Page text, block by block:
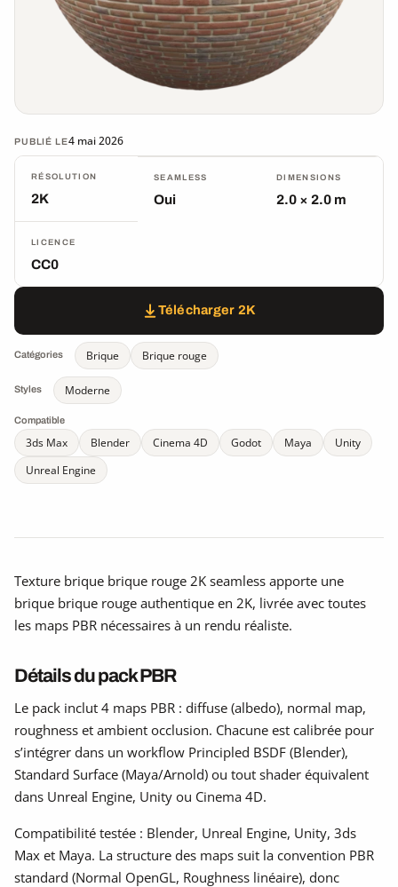
PUBLIÉ LE4 mai 2026
RÉSOLUTION
2K
SEAMLESS
Oui
DIMENSIONS
2.0 × 2.0 m
LICENCE
CC0
Télécharger 2K
Catégories Brique Brique rouge
Styles Moderne
Compatible
3ds Max Blender Cinema 4D Godot Maya
Unity
Unreal Engine
Texture brique brique rouge 2K seamless apporte une
brique brique rouge authentique en 2K, livrée avec toutes
les maps PBR nécessaires à un rendu réaliste.
Détails du pack PBR
Le pack inclut 4 maps PBR : diffuse (albedo), normal map,
roughness et ambient occlusion. Chacune est calibrée pour
s’intégrer dans un workflow Principled BSDF (Blender),
Standard Surface (Maya/Arnold) ou tout shader équivalent
dans Unreal Engine, Unity ou Cinema 4D.
Compatibilité testée : Blender, Unreal Engine, Unity, 3ds
Max et Maya. La structure des maps suit la convention PBR
standard (Normal OpenGL, Roughness linéaire), donc